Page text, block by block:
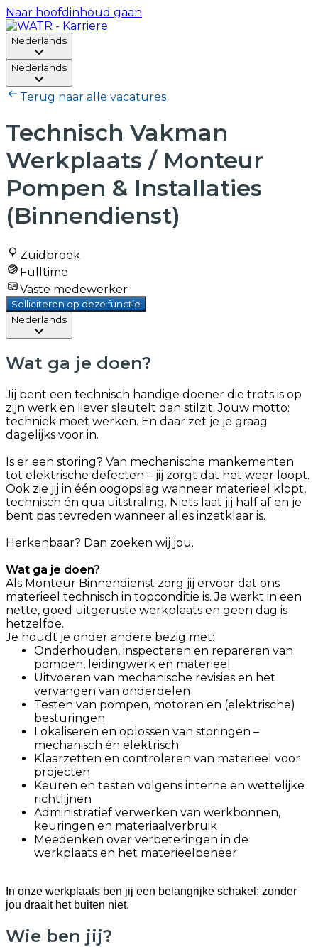
Naar hoofdinhoud gaan
Nederlands
Nederlands
Terug naar alle vacatures
Technisch Vakman
Werkplaats / Monteur
Pompen & Installaties
(Binnendienst)
Zuidbroek
Fulltime
Vaste medewerker
Solliciteren op deze functie
Nederlands
Wat ga je doen?
Jij bent een technisch handige doener die trots is op
zijn werk en liever sleutelt dan stilzit. Jouw motto:
techniek moet werken. En daar zet je je graag
dagelijks voor in.
Is er een storing? Van mechanische mankementen
tot elektrische defecten – jij zorgt dat het weer loopt.
Ook zie jij in één oogopslag wanneer materieel klopt,
technisch én qua uitstraling. Niets laat jij half af en je
bent pas tevreden wanneer alles inzetklaar is.
Herkenbaar? Dan zoeken wij jou.
Wat ga je doen?
Als Monteur Binnendienst zorg jij ervoor dat ons
materieel technisch in topconditie is. Je werkt in een
nette, goed uitgeruste werkplaats en geen dag is
hetzelfde.
Je houdt je onder andere bezig met:
Onderhouden, inspecteren en repareren van
pompen, leidingwerk en materieel
Uitvoeren van mechanische revisies en het
vervangen van onderdelen
Testen van pompen, motoren en (elektrische)
besturingen
Lokaliseren en oplossen van storingen –
mechanisch én elektrisch
Klaarzetten en controleren van materieel voor
projecten
Keuren en testen volgens interne en wettelijke
richtlijnen
Administratief verwerken van werkbonnen,
keuringen en materiaalverbruik
Meedenken over verbeteringen in de
werkplaats en het materieelbeheer
In onze werkplaats ben jij een belangrijke schakel: zonder
jou draait het buiten niet.
Wie ben jij?